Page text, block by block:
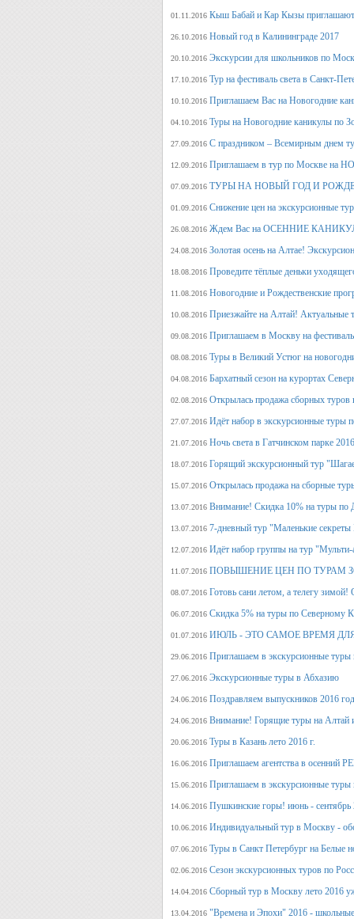
01.11.2016 Кыш Бабай и Кар Кызы
26.10.2016 Новый год в Калининграде 2017
20.10.2016 Экскурсии для школьников по
17.10.2016 Тур на фестиваль света в Санкт-
10.10.2016 Приглашаем Вас на Новогодние
04.10.2016 Туры на Новогодние каникулы по
27.09.2016 С праздником – Всемирным днем
12.09.2016 Приглашаем в тур по Москве на
07.09.2016 ТУРЫ НА НОВЫЙ ГОД И
01.09.2016 Снижение цен на экскурсионные
26.08.2016 Ждем Вас на ОСЕННИЕ
24.08.2016 Золотая осень на Алтае!
18.08.2016 Проведите тёплые деньки
11.08.2016 Новогодние и Рождественские
10.08.2016 Приезжайте на Алтай! Актуальные
09.08.2016 Приглашаем в Москву на
08.08.2016 Туры в Великий Устюг на
04.08.2016 Бархатный сезон на курортах
02.08.2016 Открылась продажа сборных туров
27.07.2016 Идёт набор в экскурсионные туры
21.07.2016 Ночь света в Гатчинском парке
18.07.2016 Горящий экскурсионный тур
15.07.2016 Открылась продажа на сборные
13.07.2016 Внимание! Скидка 10% на туры по
13.07.2016 7-дневный тур "Маленькие
12.07.2016 Идёт набор группы на тур
11.07.2016 ПОВЫШЕНИЕ ЦЕН ПО ТУРАМ
08.07.2016 Готовь сани летом, а
06.07.2016 Скидка 5% на туры по Северному
01.07.2016 ИЮЛЬ - ЭТО САМОЕ ВРЕМЯ
29.06.2016 Приглашаем в экскурсионные
27.06.2016 Экскурсионные туры в Абхазию
24.06.2016 Поздравляем выпускников
24.06.2016 Внимание! Горящие туры на Алтай
20.06.2016 Туры в Казань лето 2016 г.
16.06.2016 Приглашаем агентства в
15.06.2016 Приглашаем в экскурсионные туры
14.06.2016 Пушкинские горы! июнь - сентябрь
10.06.2016 Индивидуальный тур в Москву -
07.06.2016 Туры в Санкт Петербург на Белые
02.06.2016 Сезон экскурсионных туров по
14.04.2016 Сборный тур в Москву лето 2016
13.04.2016 "Времена и Эпохи" 2016 - школьные